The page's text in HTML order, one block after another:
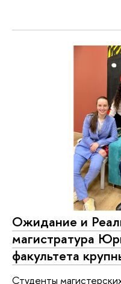
Ожидание и
магистратура
факультета
Студенты